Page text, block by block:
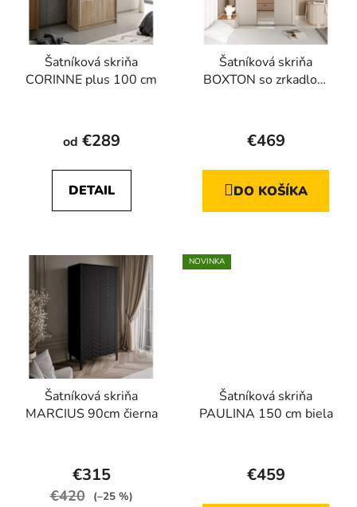
Šatníková skriňa
CORINNE plus 100 cm
od €289
DETAIL
Šatníková skriňa
BOXTON so zrkadlom
€469
DO KOŠÍKA
Šatníková skriňa
MARCIUS 90cm čierna
€315
€420 (–25 %)
NOVINKA
Šatníková skriňa
PAULINA 150 cm biela
€459